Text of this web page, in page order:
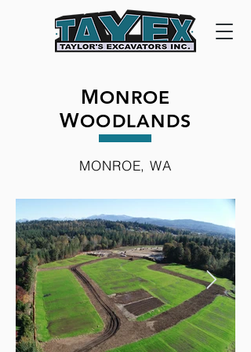
MONROE
WOODLANDS
MONROE, WA